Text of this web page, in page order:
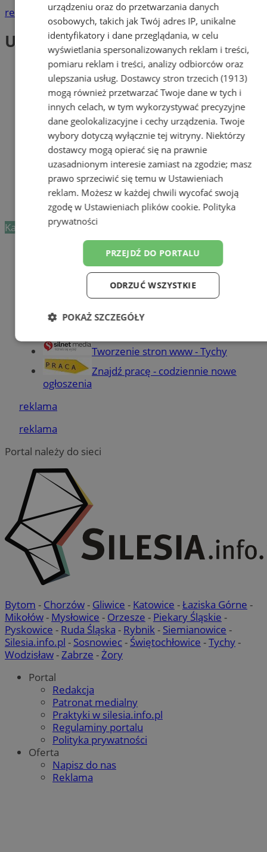
reklama
Uroda
Zobacz wszystkie prezentacje firm
Uroda (114)
Drogerie, Perfumerie11
Fryzjerzy, salony fryzjerskie23
Masaż, salony masażu8
Salony piękności59
Salony pielęgnacji zwierząt
Solaria5
Studia Tatuażu3
Styliści, wizażyści, projektanci mody0
Kategoria nie zawiera żadnych prezentacji firm.
Pozostałe firmy w kategorii
Tworzenie stron www - Tychy
Znajdź pracę - codziennie nowe
ogłoszenia
reklama
reklama
Portal należy do sieci
Bytom - Chorzów- Gliwice - Katowice -Łaziska Górne -
Mikołów- Mysłowice - Orzesze - Piekary Śląskie -
Pyskowice - Ruda Śląska - Rybnik - Siemianowice -
Silesia.info.pl - Sosnowiec- Świętochłowice -Tychy-
Wodzisław- Zabrze - Żory
Portal
Redakcja
Patronat medialny
Praktyki w silesia.info.pl
Regulaminy portalu
Polityka prywatności
Oferta
Napisz do nas
Reklama
urządzeniu oraz do przetwarzania danych
osobowych, takich jak Twój adres IP, unikalne
identyfikatory i dane przeglądania, w celu
wyświetlania spersonalizowanych reklam i treści,
pomiaru reklam i treści, analizy odbiorców oraz
ulepszania usług. Dostawcy stron trzecich (1913)
mogą również przetwarzać Twoje dane w tych i
innych celach, w tym wykorzystywać precyzyjne
dane geolokalizacyjne i cechy urządzenia. Twoje
wybory dotyczą wyłącznie tej witryny. Niektórzy
dostawcy mogą opierać się na prawnie
uzasadnionym interesie zamiast na zgodzie; masz
prawo sprzeciwić się temu w Ustawieniach
reklam. Możesz w każdej chwili wycofać swoją
zgodę w Ustawieniach plików cookie. Polityka
prywatności
PRZEJDŹ DO PORTALU
ODRZUĆ WSZYSTKIE
POKAŻ SZCZEGÓŁY
Niezbędne Wydajność Targetowanie
Funkcjonalność
Niezbędne pliki cookie umożliwiają korzystanie z
podstawowych funkcji strony internetowej, takich jak
logowanie użytkownika i zarządzanie kontem. Bez
niezbędnych plików cookie nie można prawidłowo korzystać
ze strony internetowej.
Nazwa
QeSessID mojetychy.pl
__cf_bm
Cloudflare